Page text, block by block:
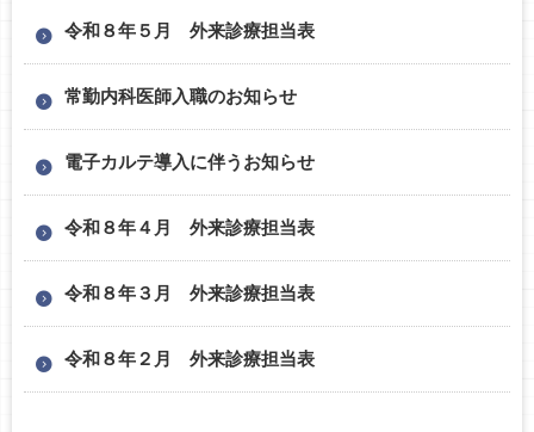
令和８年５月 外来診療担当表
常勤内科医師入職のお知らせ
電子カルテ導入に伴うお知らせ
令和８年４月 外来診療担当表
令和８年３月 外来診療担当表
令和８年２月 外来診療担当表